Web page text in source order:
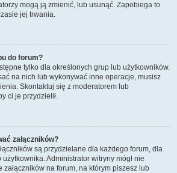
mogą ją zmienić, lub usunąć. Zapobiega to
jej trwania.
do forum?
tylko dla określonych grup lub użytkowników.
na nich lub wykonywać inne operacje, musisz
Skontaktuj się z moderatorem lub
ci je przydzielił.
załączników?
są przydzielane dla każdego forum, dla
Administrator witryny mógł nie
na forum, na którym piszesz lub